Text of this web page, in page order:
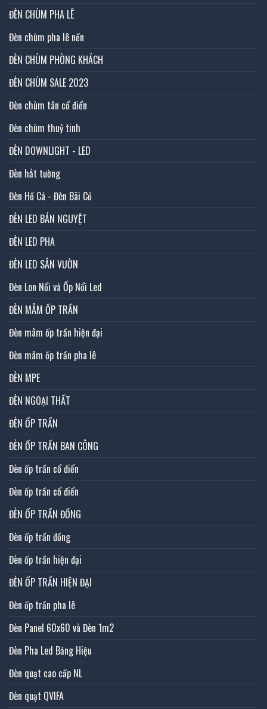
ĐÈN CHÙM PHA LÊ
Đèn chùm pha lê nến
ĐÈN CHÙM PHÒNG KHÁCH
ĐÈN CHÙM SALE 2023
Đèn chùm tân cổ điển
Đèn chùm thuỷ tinh
ĐÈN DOWNLIGHT - LED
Đèn hắt tường
Đèn Hồ Cá - Đèn Bãi Cỏ
ĐÈN LED BÁN NGUYỆT
ĐÈN LED PHA
ĐÈN LED SÂN VƯỜN
Đèn Lon Nổi và Ốp Nổi Led
ĐÈN MÂM ỐP TRẦN
Đèn mâm ốp trần hiện đại
Đèn mâm ốp trần pha lê
ĐÈN MPE
ĐÈN NGOẠI THẤT
ĐÈN ỐP TRẦN
ĐÈN ỐP TRẦN BAN CÔNG
Đèn ốp trần cổ điển
Đèn ốp trần cổ điển
ĐÈN ỐP TRẦN ĐỒNG
Đèn ốp trần đồng
Đèn ốp trần hiện đại
ĐÈN ỐP TRẦN HIỆN ĐẠI
Đèn ốp trần pha lê
Đèn Panel 60x60 và Đèn 1m2
Đèn Pha Led Bảng Hiệu
Đèn quạt cao cấp NL
Đèn quạt QVIFA